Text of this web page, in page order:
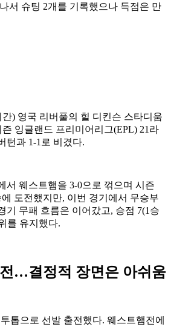
서 슈팅 2개를 기록했으나 득점은 만
) 영국 리버풀의 힐 디킨슨 스타디움
즌 잉글랜드 프리미어리그(EPL) 21라
턴과 1-1로 비겼다.
서 웨스트햄을 3-0으로 꺾으며 시즌
도전했지만, 이번 경기에서 무승부
기 무패 흐름은 이어갔고, 승점 7(1승
를 유지했다.
…결정적 장면은 아쉬움
톱으로 선발 출전했다. 웨스트햄전에